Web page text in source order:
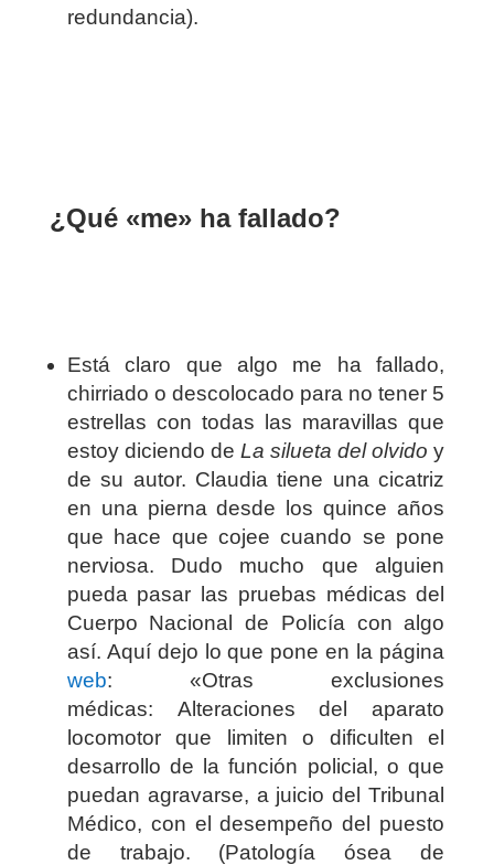
redundancia).
¿Qué «me» ha fallado?
Está claro que algo me ha fallado,
chirriado o descolocado para no tener 5
estrellas con todas las maravillas que
estoy diciendo de La silueta del olvido y
de su autor. Claudia tiene una cicatriz
en una pierna desde los quince años
que hace que cojee cuando se pone
nerviosa. Dudo mucho que alguien
pueda pasar las pruebas médicas del
Cuerpo Nacional de Policía con algo
así. Aquí dejo lo que pone en la página
web: «Otras exclusiones
médicas: Alteraciones del aparato
locomotor que limiten o dificulten el
desarrollo de la función policial, o que
puedan agravarse, a juicio del Tribunal
Médico, con el desempeño del puesto
de trabajo. (Patología ósea de